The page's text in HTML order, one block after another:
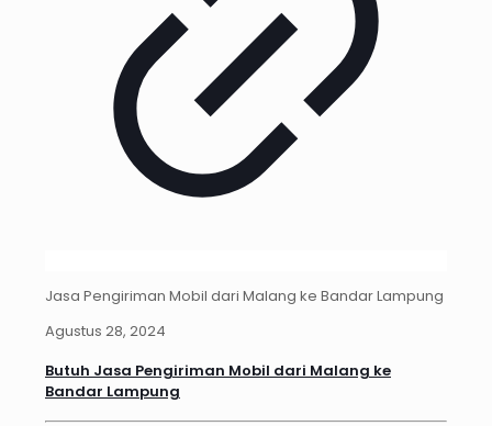
Jasa Pengiriman Mobil dari Malang ke Bandar Lampung
Agustus 28, 2024
Butuh Jasa Pengiriman Mobil dari Malang ke
Bandar Lampung